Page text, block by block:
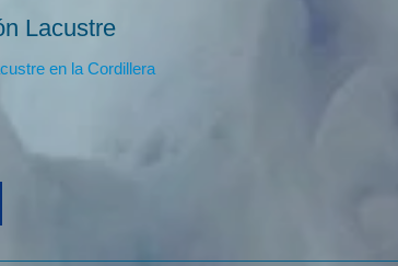
Lacustre
en la Cordillera